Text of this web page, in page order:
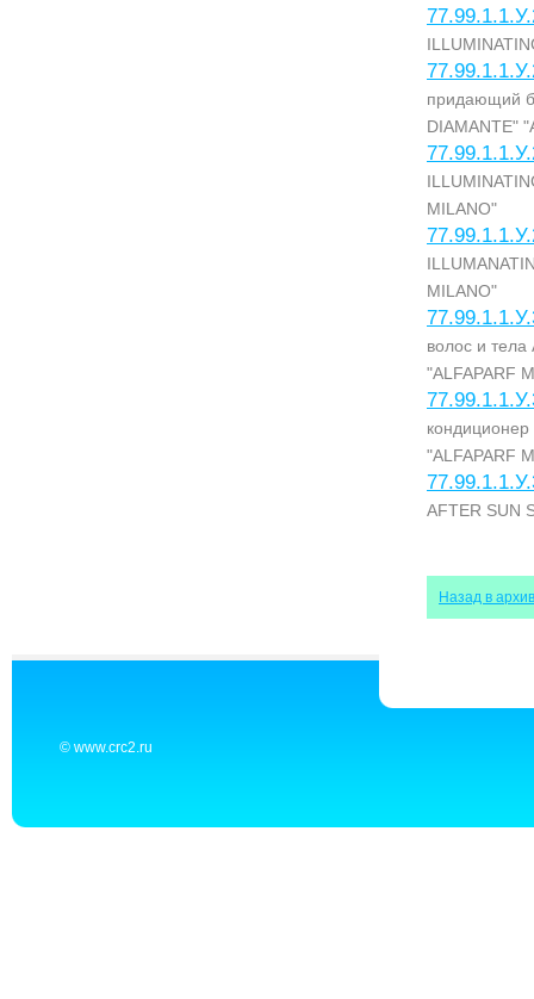
придающий
DIAMANTE"
MILANO"
MILANO"
волос и
"ALFAPARF
"ALFAPARF
AFTER SUN
Назад в архив
© www.crc2.ru